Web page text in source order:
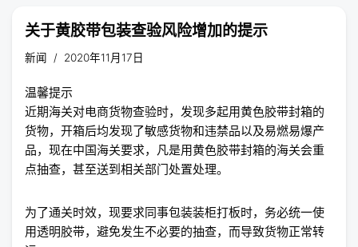
关于黄胶带包装查验风险增加的提示
新闻 2020年11月17日
温馨提示
近期海关对电商货物查验时，发现多起用黄色胶带封箱的
货物，开箱后均发现了敏感货物和违禁品以及易燃易爆产
品，现在中国海关要求，凡是用黄色胶带封箱的海关会重
点抽查，甚至送到相关部门处置处理。
为了通关时效，现要求同事包装装柜打板时，务必统一使
用透明胶带，避免发生不必要的抽查，而导致货物正常转